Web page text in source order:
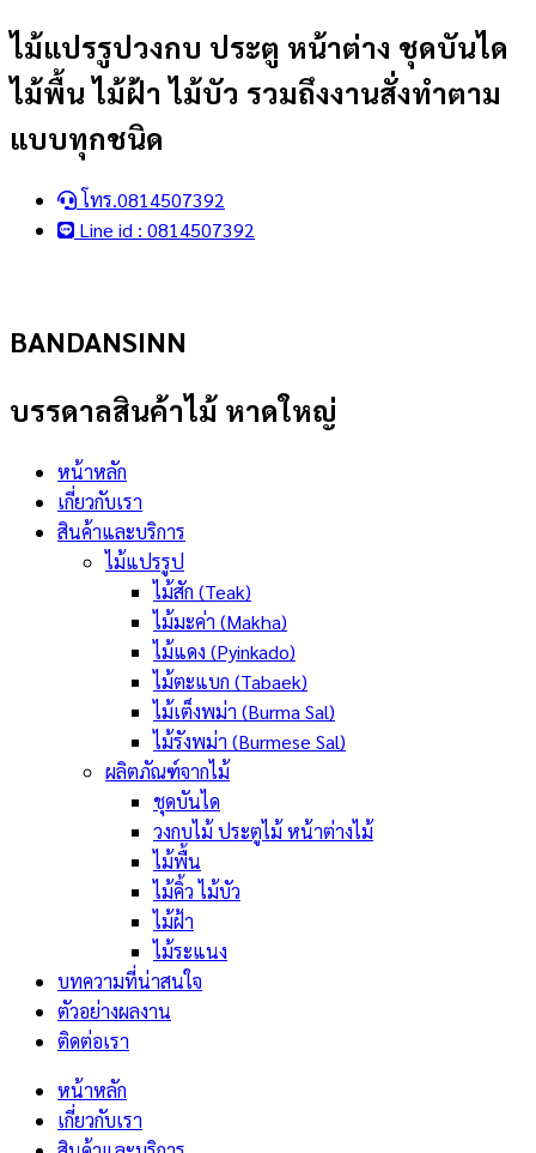
Skip
content
ไม้แปรรูปวงกบ ประตู หน้าต่าง ชุดบันได
ไม้พื้น ไม้ฝ้า ไม้บัว รวมถึงงานสั่งทำตาม
แบบทุกชนิด
โทร.0814507392
Line id : 0814507392
BANDANSINN
บรรดาลสินค้าไม้ หาดใหญ่
หน้าหลัก
เกี่ยวกับเรา
สินค้าและบริการ
ไม้แปรรูป
ไม้สัก (Teak)
ไม้มะค่า (Makha)
ไม้แดง (Pyinkado)
ไม้ตะแบก (Tabaek)
ไม้เต็งพม่า (Burma Sal)
ไม้รังพม่า (Burmese Sal)
ผลิตภัณฑ์จากไม้
ชุดบันได
วงกบไม้ ประตูไม้ หน้าต่างไม้
ไม้พื้น
ไม้คิ้ว ไม้บัว
ไม้ฝ้า
ไม้ระแนง
บทความที่น่าสนใจ
ตัวอย่างผลงาน
ติดต่อเรา
หน้าหลัก
เกี่ยวกับเรา